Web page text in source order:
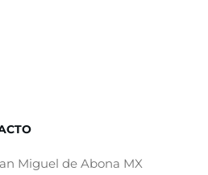
Miguel de Abona MX